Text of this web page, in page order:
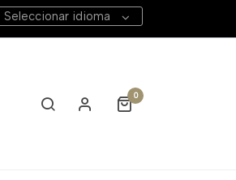
Seleccionar idioma
0